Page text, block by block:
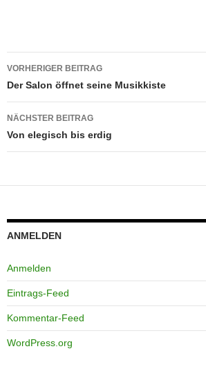
Beitragsnavigation
VORHERIGER BEITRAG
Der Salon öffnet seine Musikkiste
NÄCHSTER BEITRAG
Von elegisch bis erdig
ANMELDEN
Anmelden
Eintrags-Feed
Kommentar-Feed
WordPress.org